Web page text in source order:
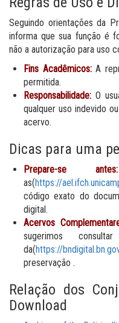
Seguindo orientações da
informa que sua função é
não a autorização para uso
Fins Acadêmicos:A
permitida.
Responsabilidade: O
qualquer uso indevido
acervo.
Dicas para uma
Prepare-se antes:
as(https://
código exato do
digital.
Acervos
sugerimos
da(https://
preservação .
Relação dos
Download